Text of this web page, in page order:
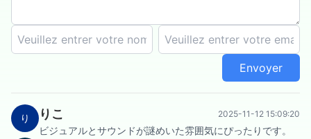
Envoyer
り りこ 2025-11-12 15:09:20
ビジュアルとサウンドが謎めいた雰囲気にぴったりです。